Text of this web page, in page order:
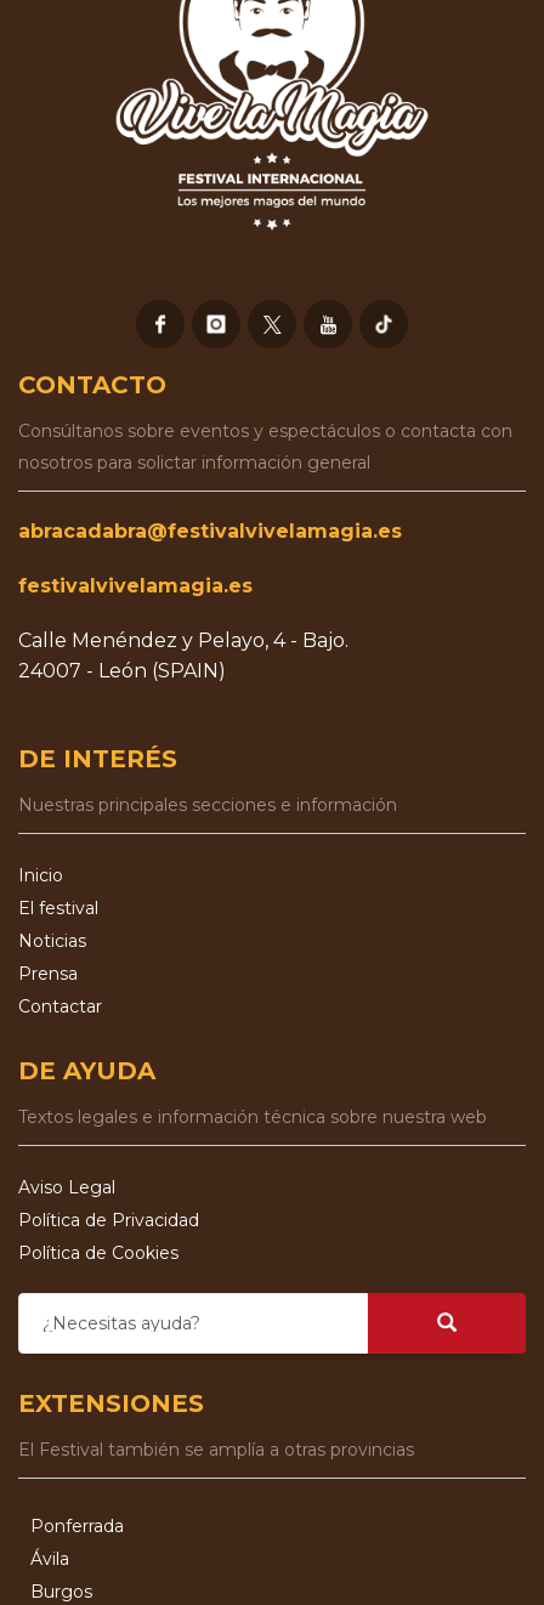
CONTACTO
Consúltanos sobre eventos y espectáculos o contacta con
nosotros para solictar información general
abracadabra@festivalvivelamagia.es
festivalvivelamagia.es
Calle Menéndez y Pelayo, 4 - Bajo.
24007 - León (SPAIN)
DE INTERÉS
Nuestras principales secciones e información
Inicio
El festival
Noticias
Prensa
Contactar
DE AYUDA
Textos legales e información técnica sobre nuestra web
Aviso Legal
Política de Privacidad
Política de Cookies
¿Necesitas ayuda?
EXTENSIONES
El Festival también se amplía a otras provincias
Ponferrada
Ávila
Burgos